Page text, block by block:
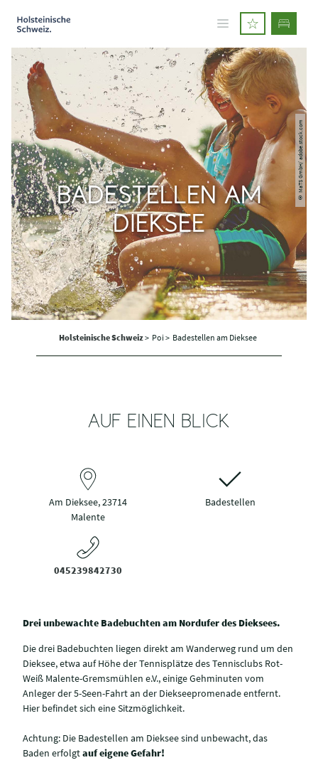
© MaTS GmbH/ adobe.stock.com
BADESTELLEN AM
DIEKSEE
Holsteinische Schweiz> Poi > Badestellen am Dieksee
AUF EINEN BLICK
Am Dieksee, 23714
Malente
Badestellen
045239842730
Drei unbewachte Badebuchten am Nordufer des Dieksees.
Die drei Badebuchten liegen direkt am Wanderweg rund um den
Dieksee, etwa auf Höhe der Tennisplätze des Tennisclubs Rot-
Weiß Malente-Gremsmühlen e.V., einige Gehminuten vom
Anleger der 5-Seen-Fahrt an der Diekseepromenade entfernt.
Hier befindet sich eine Sitzmöglichkeit.
Achtung: Die Badestellen am Dieksee sind unbewacht, das
Baden erfolgtauf eigene Gefahr!